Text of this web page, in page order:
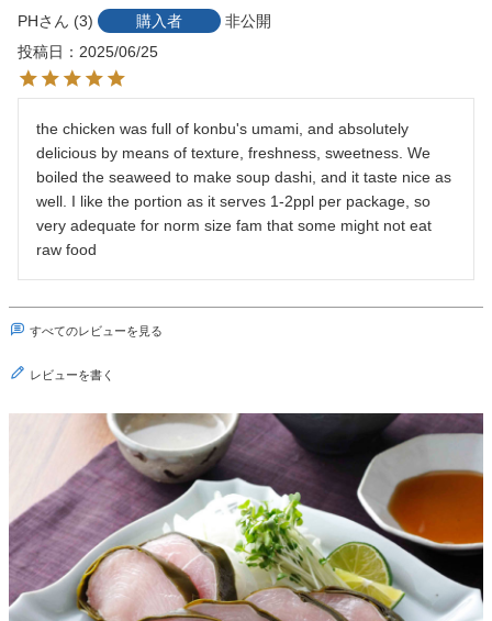
PH 3 購入者
非公開
投稿日
2025/06/25
the chicken was full of konbu's umami, and absolutely
delicious by means of texture, freshness, sweetness. We
boiled the seaweed to make soup dashi, and it taste nice as
well. I like the portion as it serves 1-2ppl per package, so
very adequate for norm size fam that some might not eat
raw food
すべてのレビューを見る
レビューを書く